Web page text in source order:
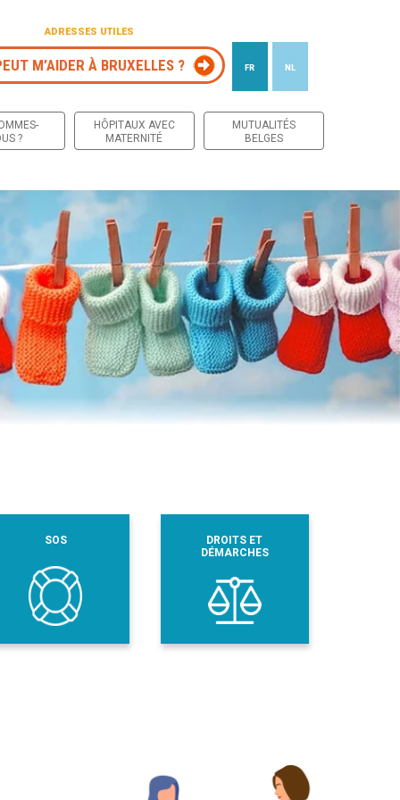
ADRESSES UTILES
M’AIDER À BRUXELLES ? FR NL
?
HÔPITAUX AVEC
MATERNITÉ
MUTUALITÉS
BELGES
SOS
DROITS ET
DÉMARCHES